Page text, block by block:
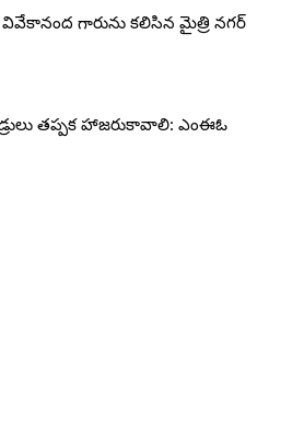
వివేకానంద గారును కలిసిన మైత్రి నగర్
తప్పక హాజరుకావాలి: ఎంఈఓ